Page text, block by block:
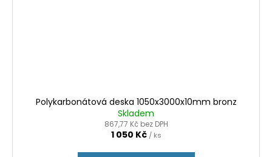
Polykarbonátová deska 1050x3000x10mm bronz
Skladem
867,77 Kč bez DPH
1 050 Kč / ks